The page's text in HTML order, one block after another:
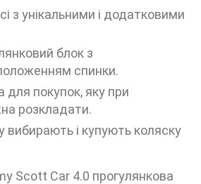
з унікальними і додатковими
блок з
спинки.
для покупок, яку при
розкладати.
вибирають і купують коляску
Scott Car 4.0 прогулянкова